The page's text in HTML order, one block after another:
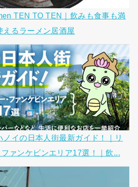
TEN TO TEN｜飲みも食事も満
るラーメン居酒屋
ノイの日本人街最新ガイド！｜リ
ァンケビンエリア17選！｜飲...